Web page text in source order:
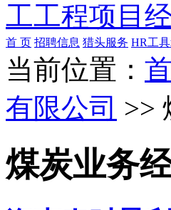
工工程项目
首 页 招聘信息 猎头服务 HR工
当前位置：
有限公司 >>
煤炭业务